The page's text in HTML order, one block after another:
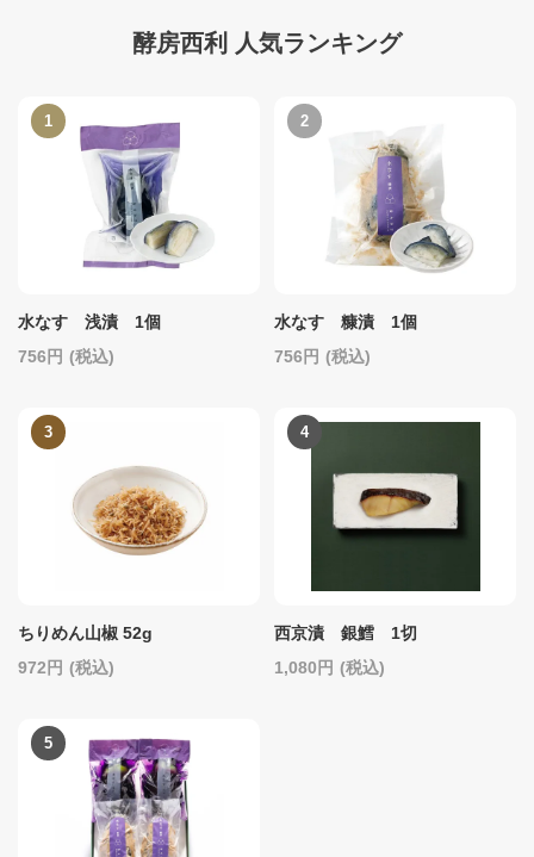
酵房西利 人気ランキング
水なす 浅漬 1個
756
(税込)
水なす 糠漬 1個
756
(税込)
ちりめん山椒 52g
972
(税込)
西京漬 銀鱈 1切
1,080
(税込)